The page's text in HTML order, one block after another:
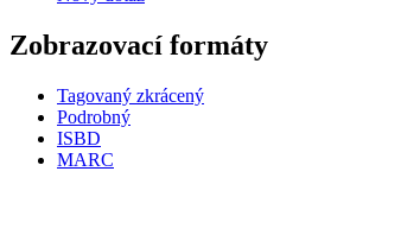
Zobrazovací formáty
Tagovaný zkrácený
Podrobný
ISBD
MARC